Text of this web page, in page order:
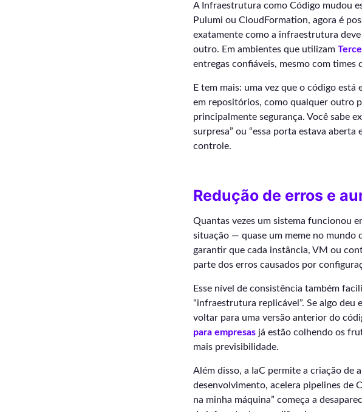
A Infraestrutura como Código mudou
Pulumi ou CloudFormation, agora é
exatamente como a infraestrutura
outro. Em ambientes que utilizam
entregas confiáveis, mesmo com times
E tem mais: uma vez que o código
em repositórios, como qualquer outro
principalmente segurança. Você sabe
surpresa” ou “essa porta estava aberta
controle.
Redução de erros e
Quantas vezes um sistema funcionou
situação — quase um meme no mundo
garantir que cada instância, VM ou
parte dos erros causados por
Esse nível de consistência também
“infraestrutura replicável”. Se algo deu
voltar para uma versão anterior do
para empresas já estão colhendo os
mais previsibilidade.
Além disso, a IaC permite a criação de
desenvolvimento, acelera pipelines de
na minha máquina” começa a